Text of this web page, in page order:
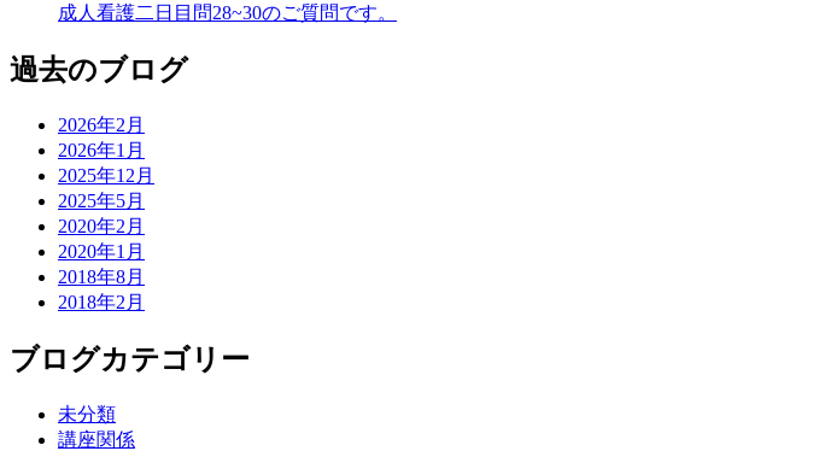
成人看護二日目問28~30のご質問です。
過去のブログ
2026年2月
2026年1月
2025年12月
2025年5月
2020年2月
2020年1月
2018年8月
2018年2月
ブログカテゴリー
未分類
講座関係